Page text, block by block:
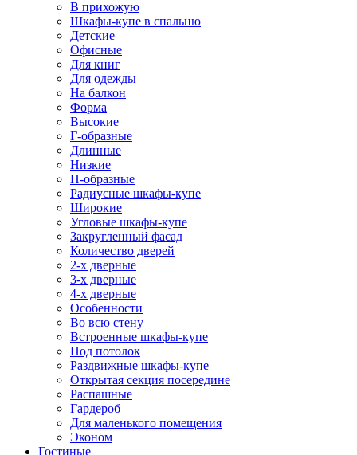
В прихожую
Шкафы-купе в спальню
Детские
Офисные
Для книг
Для одежды
На балкон
Форма
Высокие
Г-образные
Длинные
Низкие
П-образные
Радиусные шкафы-купе
Широкие
Угловые шкафы-купе
Закругленный фасад
Количество дверей
2-х дверные
3-х дверные
4-х дверные
Особенности
Во всю стену
Встроенные шкафы-купе
Под потолок
Раздвижные шкафы-купе
Открытая секция посередине
Распашные
Гардероб
Для маленького помещения
Эконом
Гостиные